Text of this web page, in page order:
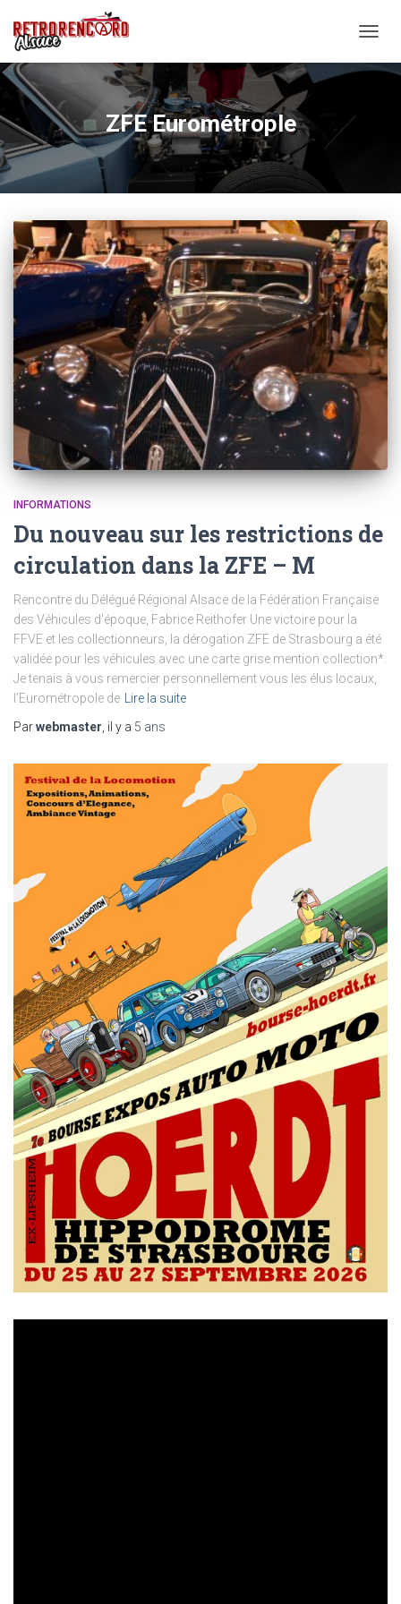
LA
ZFE Eurométrople
INFORMATIONS
Du nouveau sur les restrictions de
circulation dans la ZFE – M
Rencontre du Délégué Régional Alsace de la Fédération Française
des Véhicules d’époque, Fabrice Reithofer Une victoire pour la
FFVE et les collectionneurs, la dérogation ZFE de Strasbourg a été
validée pour les véhicules avec une carte grise mention collection*.
Je tenais à vous remercier personnellement vous les élus locaux,
l’Eurométropole de
Lire la suite
Parwebmaster , il y a 5 ans